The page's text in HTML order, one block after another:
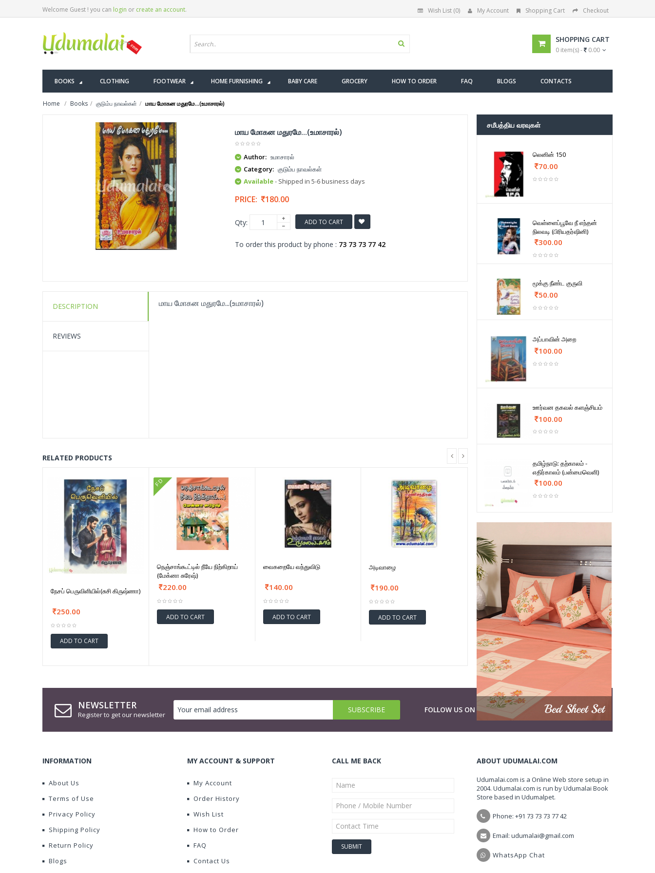
Welcome Guest ! you can login or create an account. Wish List (0) My Account Shopping Cart Checkout
SHOPPING CART
0 item(s) - 0.00
BOOKS CLOTHING FOOTWEAR HOME FURNISHING BABY CARE GROCERY HOW TO ORDER FAQ BLOGS CONTACTS
Home Books குடும்ப நாவல்கள் மாய மோகன மதுரமே...(உமாசாரல்)
மாய மோகன மதுரமே...(உமாசாரல்)
Author: உமாசாரல்
Category: குடும்ப நாவல்கள்
Available- Shipped in 5-6 business days
PRICE: 180.00
Qty: ADD TO CART
To order this product by phone : 73 73 73 77 42
DESCRIPTION
REVIEWS
மாய மோகன மதுரமே...(உமாசாரல்)
RELATED PRODUCTS
நேசப் பெருவிளியில்(சுசி கிருஷ்ணா)
250.00
ADD TO CART
FD
நெஞ்சாங்கூட்டில் நீயே நிற்கிறாய்
(மேக்னா சுரேஷ்)
220.00
ADD TO CART
வைகறையே வந்துவிடு
140.00
ADD TO CART
அடிவாழை
190.00
ADD TO CART
சமீபத்திய வரவுகள்
லெனின் 150
70.00
வெள்ளைப்பூவே நீ எந்தன்
நிலவடி (பிரியதர்ஷினி)
300.00
மூக்கு நீண்ட குருவி
50.00
அப்பாவின் அறை
100.00
ஊர்வன தகவல் களஞ்சியம்
100.00
தமிழ்நாடு: தற்காலம் -
எதிர்காலம் (பன்மைவெளி)
100.00
NEWSLETTER
Register to get our newsletter
FOLLOW US ON
INFORMATION
About Us
Terms of Use
Privacy Policy
Shipping Policy
Return Policy
Blogs
MY ACCOUNT & SUPPORT
My Account
Order History
Wish List
How to Order
FAQ
Contact Us
CALL ME BACK ABOUT UDUMALAI.COM
Udumalai.com is a Online Web store setup in
2004. Udumalai.com is run by Udumalai Book
Store based in Udumalpet.
Phone: +91 73 73 73 77 42
Email: udumalai@gmail.com
WhatsApp Chat